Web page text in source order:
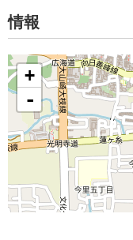
情報
+
-